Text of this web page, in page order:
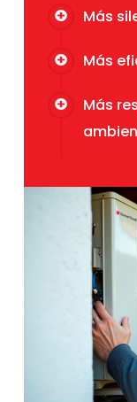
Más
Más
Más